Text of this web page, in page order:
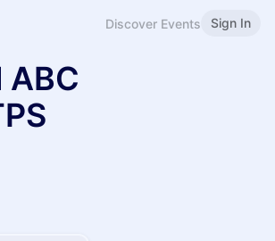
Discover Events Sign In
ABC